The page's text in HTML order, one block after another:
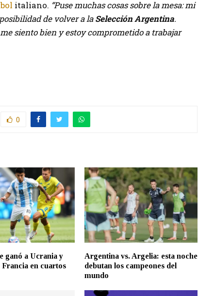
italiano. “Puse muchas cosas sobre la mesa: mi
de volver a laSelección Argentina.
siento bien y estoy comprometido a trabajar
0
ganó a Ucrania y
en cuartos
Argentina vs. Argelia: esta noche
debutan los campeones del
mundo